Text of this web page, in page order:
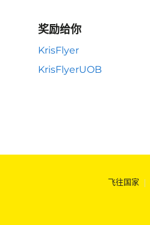
奖励给你
KrisFlyer
KrisFlyerUOB
飞往国家 |